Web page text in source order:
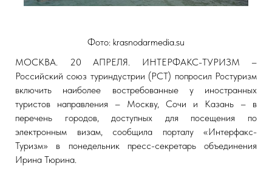
Фото: krasnodarmedia.su
МОСКВА. 20 АПРЕЛЯ. ИНТЕРФАКС-ТУРИЗМ –
Российский союз туриндустрии (РСТ) попросил Ростуризм
включить наиболее востребованные у иностранных
туристов направления – Москву, Сочи и Казань – в
перечень городов, доступных для посещения по
электронным визам, сообщила порталу «Интерфакс-
Туризм» в понедельник пресс-секретарь объединения
Ирина Тюрина.